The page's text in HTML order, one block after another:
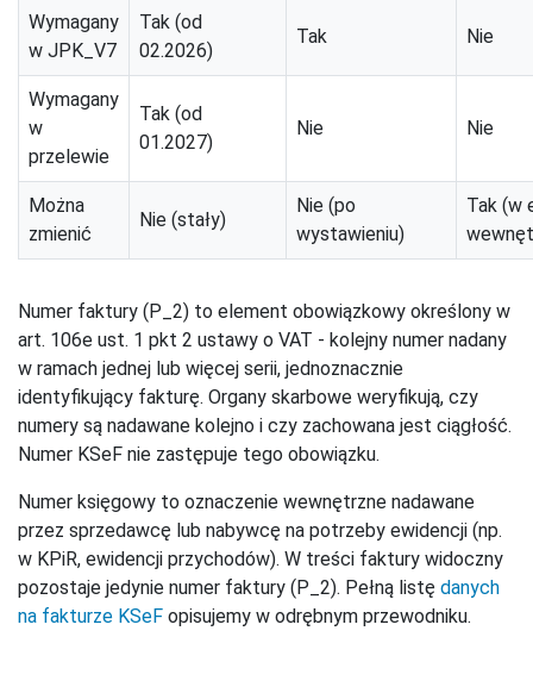
Wymagany
w JPK_V7
Tak (od
02.2026)
Tak Nie
Wymagany
w
przelewie
Tak (od
01.2027)
Nie Nie
Można
zmienić
Nie (stały)
Nie (po
wystawieniu)
Tak (w
Numer faktury (P_2) to element obowiązkowy określony w
art. 106e ust. 1 pkt 2 ustawy o VAT - kolejny numer nadany
w ramach jednej lub więcej serii, jednoznacznie
identyfikujący fakturę. Organy skarbowe weryfikują, czy
numery są nadawane kolejno i czy zachowana jest ciągłość.
Numer KSeF nie zastępuje tego obowiązku.
Numer księgowy to oznaczenie wewnętrzne nadawane
przez sprzedawcę lub nabywcę na potrzeby ewidencji (np.
w KPiR, ewidencji przychodów). W treści faktury widoczny
pozostaje jedynie numer faktury (P_2). Pełną listę danych
na fakturze KSeF opisujemy w odrębnym przewodniku.